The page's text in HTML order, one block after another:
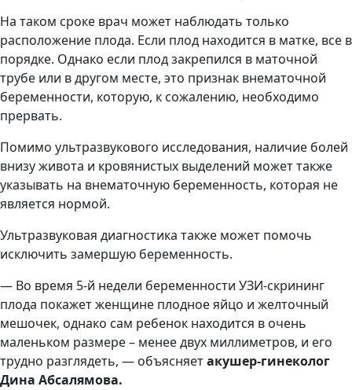
На таком сроке врач может наблюдать только
расположение плода. Если плод находится в матке, все в
порядке. Однако если плод закрепился в маточной
трубе или в другом месте, это признак внематочной
беременности, которую, к сожалению, необходимо
прервать.
Помимо ультразвукового исследования, наличие болей
внизу живота и кровянистых выделений может также
указывать на внематочную беременность, которая не
является нормой.
Ультразвуковая диагностика также может помочь
исключить замершую беременность.
— Во время 5-й недели беременности УЗИ-скрининг
плода покажет женщине плодное яйцо и желточный
мешочек, однако сам ребенок находится в очень
маленьком размере – менее двух миллиметров, и его
трудно разглядеть, — объясняетакушер-гинеколог
Дина Абсалямова.